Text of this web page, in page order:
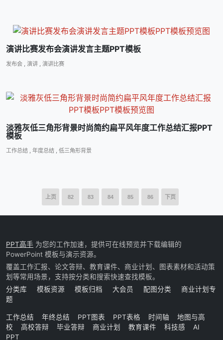
演讲比赛发布会演讲发言主题PPT模板
发布会 演讲 演讲比赛
淡雅灰低三角形背景时尚简约扁平风年度工作总结汇报PPT
模板
工作总结 年度总结 低三角形背景
上页 82 83 84 85 86 下页
PPT高手 为您的工作加速，提供可在线预览并下载编辑的
PowerPoint 模板与演示资源。
覆盖工作汇报、论文答辩、教育课件、商业计划、图表素材和活动策
划等常用场景，支持按分类和搜索快速查找模板。
分类库
模板资源 模板归档 大会员 配图分类
商业计划专
题
工作总结 年终总结 PPT图表 PPT表格 时间轴
地图与高
校
高校答辩 毕业答辩 商业计划 教育课件 科技感
AI
PPT